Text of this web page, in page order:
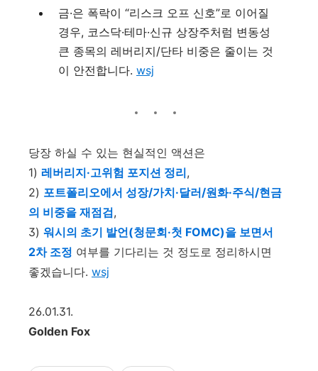
금·은 폭락이 “리스크 오프 신호”로 이어질
경우, 코스닥·테마·신규 상장주처럼 변동성
큰 종목의 레버리지/단타 비중은 줄이는 것
이 안전합니다. wsj
당장 하실 수 있는 현실적인 액션은
1) 레버리지·고위험 포지션 정리,
2) 포트폴리오에서 성장/가치·달러/원화·주식/현금
의 비중을 재점검,
3) 워시의 초기 발언(청문회·첫 FOMC)을 보면서
2차 조정 여부를 기다리는 것 정도로 정리하시면
좋겠습니다. wsj
26.01.31.
Golden Fox